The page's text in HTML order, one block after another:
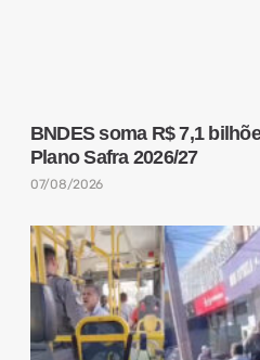
BNDES soma R$ 7,1
Plano Safra 2026/27
07/08/2026